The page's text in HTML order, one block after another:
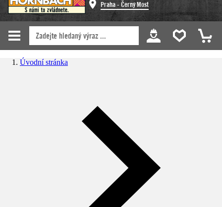
Praha - Černý Most
Úvodní stránka